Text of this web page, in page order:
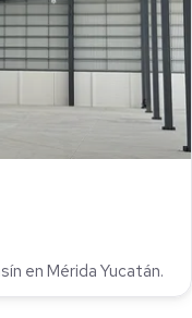
en Mérida Yucatán.